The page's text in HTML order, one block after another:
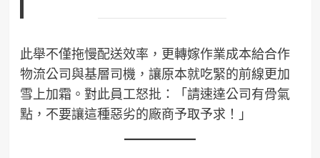
此舉不僅拖慢配送效率，更轉嫁作業成本給合作
物流公司與基層司機，讓原本就吃緊的前線更加
雪上加霜。對此員工怒批：「請速達公司有骨氣
點，不要讓這種惡劣的廠商予取予求！」